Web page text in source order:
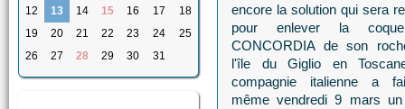
12
13 14 15 16 17
18
19
20 21 22 23 24
25
26
27 28 29 30 31
encore la solution qui sera
pour enlever la
CONCORDIA de son
l'île du Giglio en
compagnie italienne a
même vendredi 9 mars un